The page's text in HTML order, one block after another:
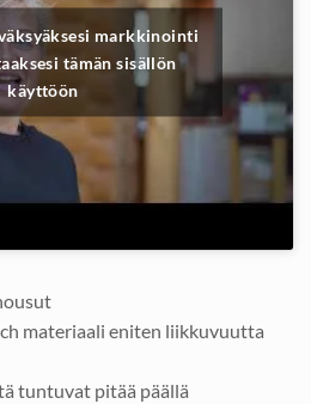
markkinointi
tämän sisällön
käyttöön
materiaali eniten liikkuvuutta
tuntuvat pitää päällä